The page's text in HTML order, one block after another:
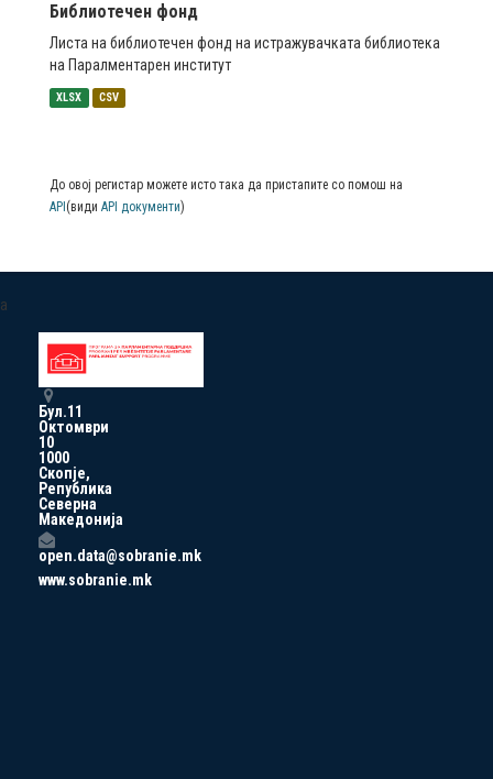
Библиотечен фонд
Листа на библиотечен фонд на истражувачката библиотека
на Паралментарен институт
XLSX CSV
До овој регистар можете исто така да пристапите со помош на
API (види API документи)
a
Бул.11
Октомври
10
1000
Скопје,
Република
Северна
Македонија
open.data@sobranie.mk
www.sobranie.mk